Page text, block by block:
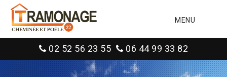
MENU
02 52 56 23 55 06 44 99 33 82